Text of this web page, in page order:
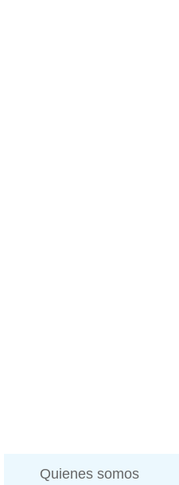
Quienes somos